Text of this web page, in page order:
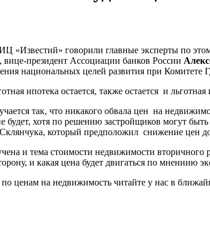
«Известий» говорили главные эксперты по
, вице-президент Ассоциации банков России
национальных целей развития при
ипотека остается, также остается и
так, что никакого обвала цен на
будет, хотя по решению застройщиков могут
который предположил снижение цен
и тема стоимости недвижимости
и какая цена будет двигаться по мнениию
ценам на недвижимость читайте у нас в